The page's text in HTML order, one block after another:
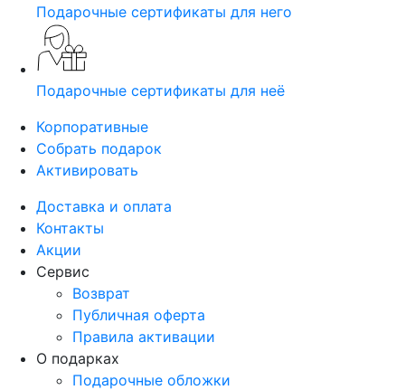
Подарочные сертификаты для него
Подарочные сертификаты для неё
Корпоративные
Собрать подарок
Активировать
Доставка и оплата
Контакты
Акции
Сервис
Возврат
Публичная оферта
Правила активации
О подарках
Подарочные обложки